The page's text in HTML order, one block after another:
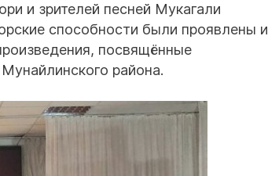
и зрителей песней Мукагали
способности были проявлены и
посвящённые
района.